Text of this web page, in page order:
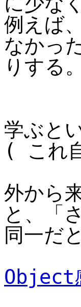
例えば
なかっ
りする
学ぶと
( これ
外から
と、「
同一だ
Object